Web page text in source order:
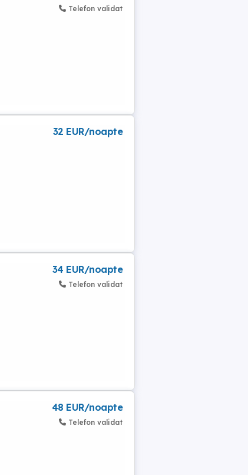
Telefon validat
32 EUR/noapte
34 EUR/noapte
Telefon validat
48 EUR/noapte
Telefon validat